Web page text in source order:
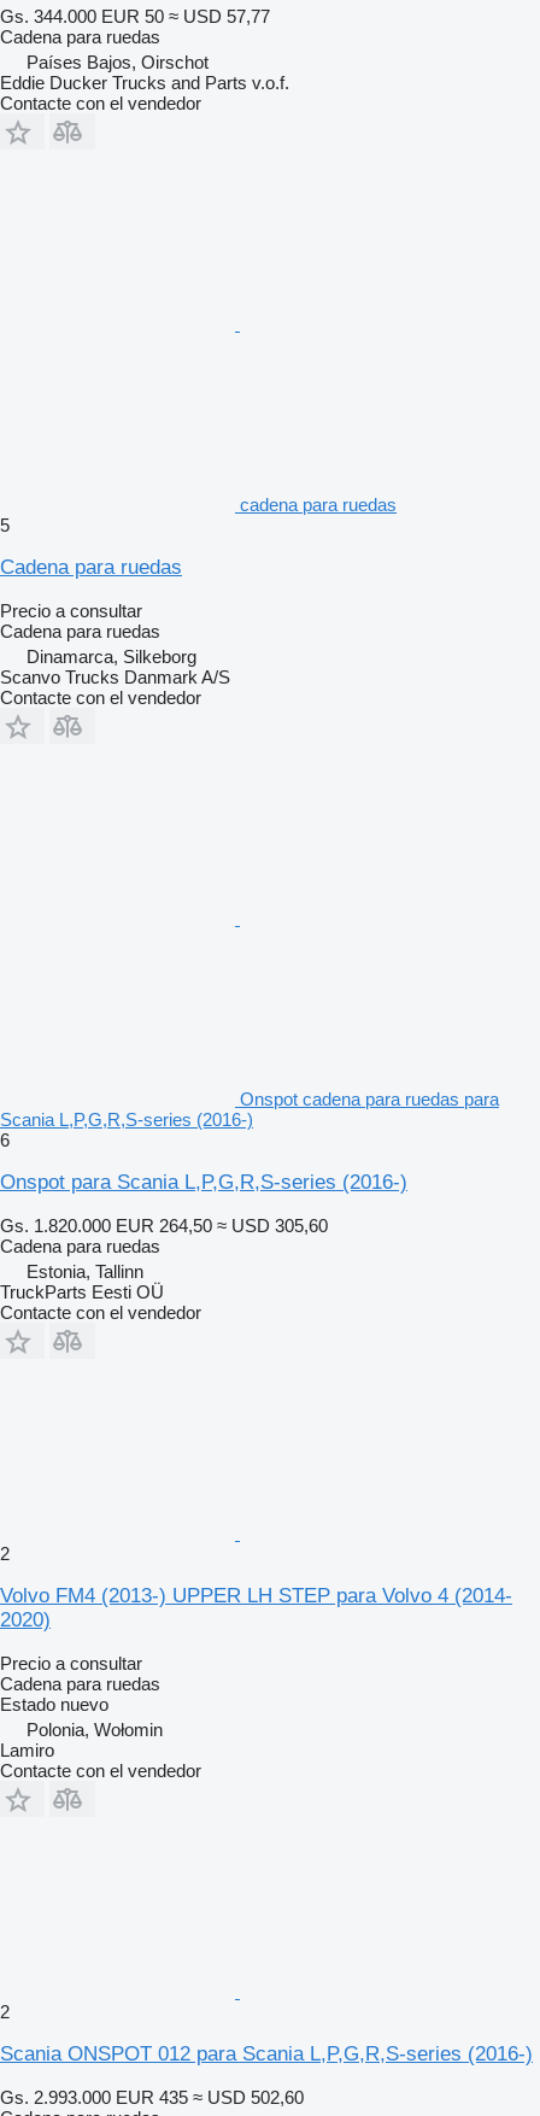
Gs. 344.000 EUR 50 ≈ USD 57,77
Cadena para ruedas
Países Bajos, Oirschot
Eddie Ducker Trucks and Parts v.o.f.
Contacte con el vendedor
cadena para ruedas
5
Cadena para ruedas
Precio a consultar
Cadena para ruedas
Dinamarca, Silkeborg
Scanvo Trucks Danmark A/S
Contacte con el vendedor
Onspot cadena para ruedas para
Scania L,P,G,R,S-series (2016-)
6
Onspot para Scania L,P,G,R,S-series (2016-)
Gs. 1.820.000 EUR 264,50 ≈ USD 305,60
Cadena para ruedas
Estonia, Tallinn
TruckParts Eesti OÜ
Contacte con el vendedor
2
Volvo FM4 (2013-) UPPER LH STEP para Volvo 4 (2014-
2020)
Precio a consultar
Cadena para ruedas
Estado nuevo
Polonia, Wołomin
Lamiro
Contacte con el vendedor
2
Scania ONSPOT 012 para Scania L,P,G,R,S-series (2016-)
Gs. 2.993.000 EUR 435 ≈ USD 502,60